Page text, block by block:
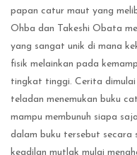
papan catur maut yang
Ohba dan Takeshi Obata
yang sangat unik di mana
fisik melainkan pada
tingkat tinggi. Cerita
teladan menemukan buku
mampu membunuh siapa
dalam buku tersebut secara
keadilan mutlak mulai